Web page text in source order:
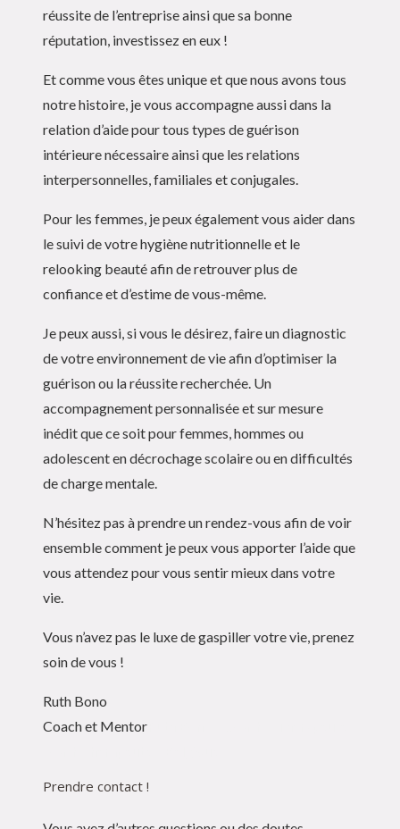
réussite de l’entreprise ainsi que sa bonne
réputation, investissez en eux !
Et comme vous êtes unique et que nous avons tous
notre histoire, je vous accompagne aussi dans la
relation d’aide pour tous types de guérison
intérieure nécessaire ainsi que les relations
interpersonnelles, familiales et conjugales.
Pour les femmes, je peux également vous aider dans
le suivi de votre hygiène nutritionnelle et le
relooking beauté afin de retrouver plus de
confiance et d’estime de vous-même.
Je peux aussi, si vous le désirez, faire un diagnostic
de votre environnement de vie afin d’optimiser la
guérison ou la réussite recherchée. Un
accompagnement personnalisée et sur mesure
inédit que ce soit pour femmes, hommes ou
adolescent en décrochage scolaire ou en difficultés
de charge mentale.
N’hésitez pas à prendre un rendez-vous afin de voir
ensemble comment je peux vous apporter l’aide que
vous attendez pour vous sentir mieux dans votre
vie.
Vous n’avez pas le luxe de gaspiller votre vie, prenez
soin de vous !
Ruth Bono
Coach et Mentor
Prendre contact !